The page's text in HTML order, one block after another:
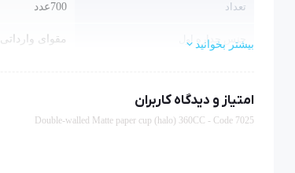
تعداد 700عدد
جنس جداره اول مقوای وارداتی
گرماژ جداره اول
بیشتر بخوانید
امتیاز و دیدگاه کاربران
Double-walled Matte paper cup (halo) 360CC - Code 7025